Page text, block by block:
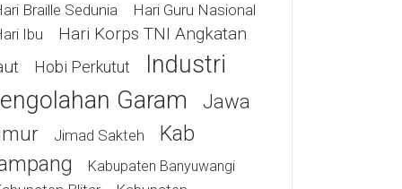
Braille Sedunia
Hari Guru Nasional
Ibu
Hari Korps TNI Angkatan
Hobi Perkutut
Industri
Garam
Jawa
Jimad Sakteh
Kab
Kabupaten Banyuwangi